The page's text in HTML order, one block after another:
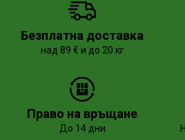
Безплатна доставка
над 89 € и до 20 кг
Право на връщане
До 14 дни